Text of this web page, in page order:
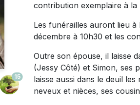
15
contribution exemplaire à
Les funérailles auront lieu à
décembre à 10h30 et les
Outre son épouse, il laisse
(Jessy Côté) et Simon, ses
laisse aussi dans le deuil
neveux et nièces, ses